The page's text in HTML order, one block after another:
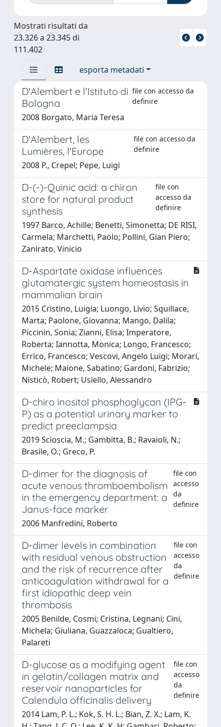
Mostrati risultati da
23.326 a 23.345 di
111.402
esporta metadati
D'Alembert e l'Istituto di
Bologna
file con accesso da
definire
2008 Borgato, Maria Teresa
D'Alembert, les
Lumières, l'Europe
file con accesso da
definire
2008 P., Crepel; Pepe, Luigi
D-(-)-Quinic acid: a chiron
store for natural product
synthesis
file con
accesso da
definire
1997 Barco, Achille; Benetti, Simonetta; DE RISI,
Carmela; Marchetti, Paolo; Pollini, Gian Piero;
Zanirato, Vinicio
D-Aspartate oxidase influences
glutamatergic system homeostasis in
mammalian brain
2015 Cristino, Luigia; Luongo, Livio; Squillace,
Marta; Paolone, Giovanna; Mango, Dalila;
Piccinin, Sonia; Zianni, Elisa; Imperatore,
Roberta; Iannotta, Monica; Longo, Francesco;
Errico, Francesco; Vescovi, Angelo Luigi; Morari,
Michele; Maione, Sabatino; Gardoni, Fabrizio;
Nisticò, Robert; Usiello, Alessandro
D-chiro inositol phosphoglycan (IPG-
P) as a potential urinary marker to
predict preeclampsia
2019 Scioscia, M.; Gambitta, B.; Ravaioli, N.;
Brasile, O.; Greco, P.
D-dimer for the diagnosis of
acute venous thromboembolism
in the emergency department: a
Janus-face marker
file con
accesso
da
definire
2006 Manfredini, Roberto
D-dimer levels in combination
with residual venous obstruction
and the risk of recurrence after
anticoagulation withdrawal for a
first idiopathic deep vein
thrombosis
file con
accesso
da
definire
2005 Benilde, Cosmi; Cristina, Legnani; Cini,
Michela; Giuliana, Guazzaloca; Gualtiero,
Palareti
D-glucose as a modifying agent
in gelatin/collagen matrix and
reservoir nanoparticles for
Calendula officinalis delivery
file con
accesso
da
definire
2014 Lam, P. L.; Kok, S. H. L.; Bian, Z. X.; Lam, K.